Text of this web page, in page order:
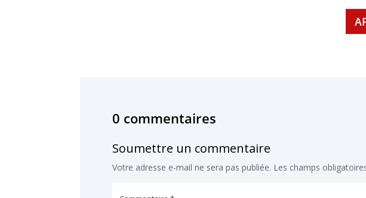
0 commentaires
Soumettre un commentaire
Votre adresse e-mail ne sera pas publiée. Les champs